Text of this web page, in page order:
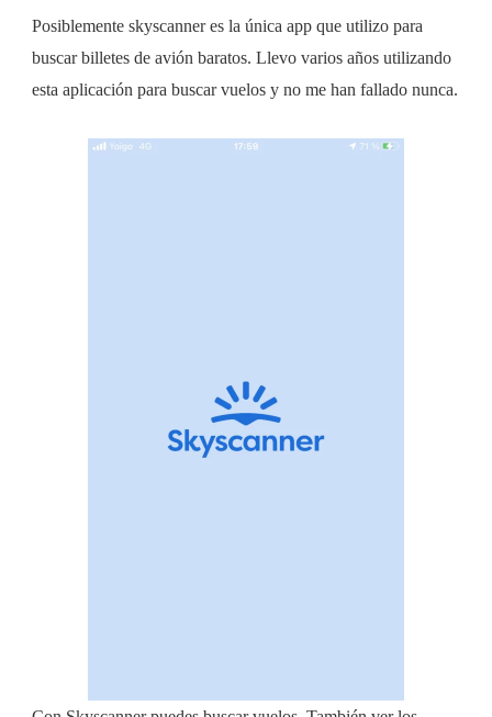
Posiblemente skyscanner es la única app que utilizo para
buscar billetes de avión baratos. Llevo varios años utilizando
esta aplicación para buscar vuelos y no me han fallado nunca.